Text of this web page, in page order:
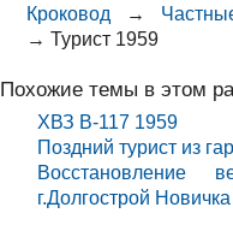
Кроковод →
→Турист 1959
Похожие темы в этом
ХВЗ В-117 1959
Поздний турист из
Восстановление
г.Долгострой Новичка